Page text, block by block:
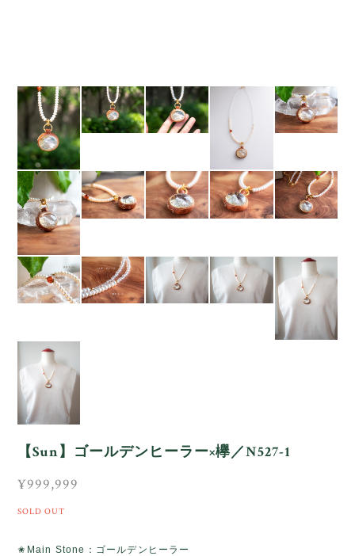
【Sun】ゴールデンヒーラー×欅／N527-1
¥999,999
SOLD OUT
✬Main Stone：ゴールデンヒーラー